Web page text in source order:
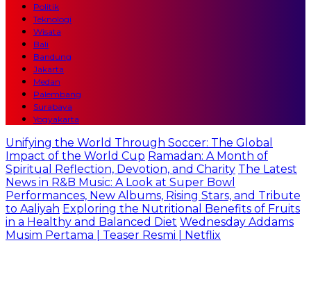
Politik
Teknologi
Wisata
Bali
Bandung
Jakarta
Medan
Palembang
Surabaya
Yogyakarta
Unifying the World Through Soccer: The Global
Impact of the World Cup Ramadan: A Month of
Spiritual Reflection, Devotion, and Charity The Latest
News in R&B Music: A Look at Super Bowl
Performances, New Albums, Rising Stars, and Tribute
to Aaliyah Exploring the Nutritional Benefits of Fruits
in a Healthy and Balanced Diet Wednesday Addams
Musim Pertama | Teaser Resmi | Netflix